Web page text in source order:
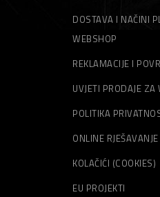
DOSTAVA I NAČINI
WEBSHOP
REKLAMACIJE I
UVJETI PRODAJE ZA
POLITIKA
ONLINE
KOLAČIĆI (COOKIES)
EU PROJEKTI